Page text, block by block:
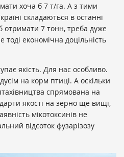
хоча б 7 т/га. А з тими
складаються в останні
7 тонн, треба дуже
тоді економічна доцільність
якість. Для нас особливо.
на корм птиці. А оскільки
спрямована на
якості на зерно ще вищі,
мікотоксинів не
відсоток фузарізозу